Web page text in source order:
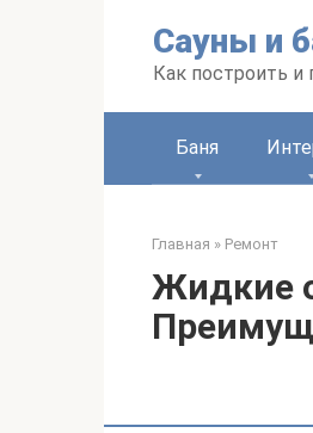
Сауны и
Как построить и
Баня
Главная » Ремонт
Жидкие